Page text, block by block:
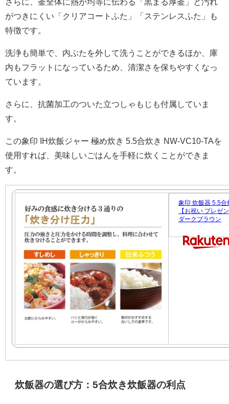
がつきにくい「クリアコートふた」「ステンレスふた」も
特徴です。
洗浄も簡単で、内ぶたを外して洗うことができるほか、庫
内もフラットになっているため、清潔さを保ちやすくなっ
ています。
さらに、抗菌加工のついた立つしゃもじも付属していま
す。
この象印 IH炊飯ジャー 極め炊き 5.5合炊き NW-VC10-TAを
使用すれば、美味しいごはんを手軽に炊くことができま
す。
象印 炊飯器 5.5合
【お祝い プレゼ
ダークブラウン
炊飯器の選び方：5合炊き炊飯器の利点